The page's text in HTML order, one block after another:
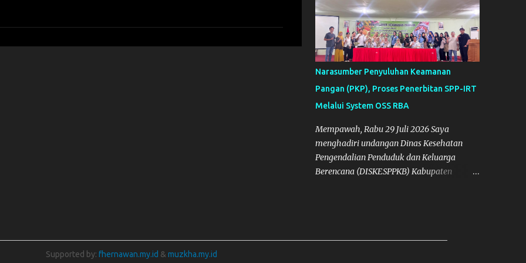
Narasumber Penyuluhan Keamanan
Pangan (PKP), Proses Penerbitan SPP-IRT
Melalui System OSS RBA
Mempawah, Rabu 29 Juli 2026 Saya
menghadiri undangan Dinas Kesehatan
Pengendalian Penduduk dan Keluarga
Berencana (DISKESPPKB) Kabupaten
Supported by: fhernawan.my.id & muzkha.my.id